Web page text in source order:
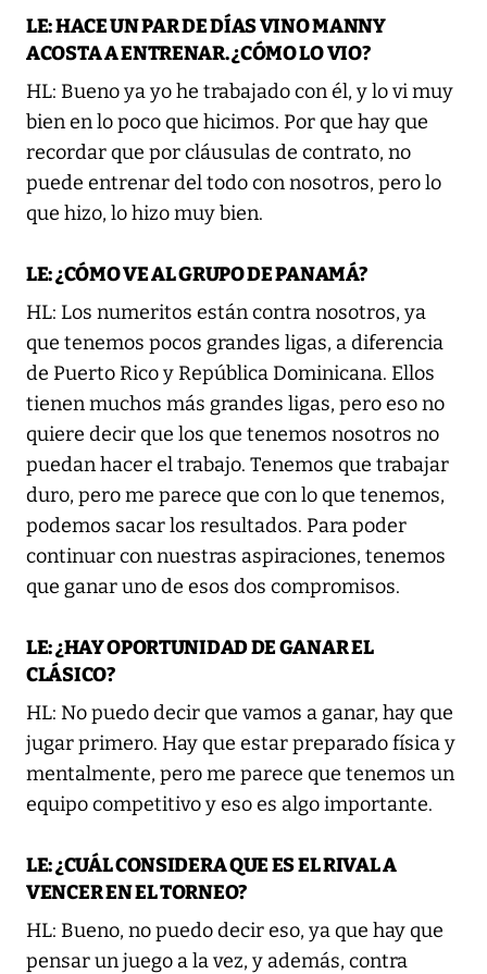
LE: HACE UN PAR DE DÍAS VINO MANNY
ACOSTA A ENTRENAR. ¿CÓMO LO VIO?
HL: Bueno ya yo he trabajado con él, y lo vi muy
bien en lo poco que hicimos. Por que hay que
recordar que por cláusulas de contrato, no
puede entrenar del todo con nosotros, pero lo
que hizo, lo hizo muy bien.
LE: ¿CÓMO VE AL GRUPO DE PANAMÁ?
HL: Los numeritos están contra nosotros, ya
que tenemos pocos grandes ligas, a diferencia
de Puerto Rico y República Dominicana. Ellos
tienen muchos más grandes ligas, pero eso no
quiere decir que los que tenemos nosotros no
puedan hacer el trabajo. Tenemos que trabajar
duro, pero me parece que con lo que tenemos,
podemos sacar los resultados. Para poder
continuar con nuestras aspiraciones, tenemos
que ganar uno de esos dos compromisos.
LE: ¿HAY OPORTUNIDAD DE GANAR EL
CLÁSICO?
HL: No puedo decir que vamos a ganar, hay que
jugar primero. Hay que estar preparado física y
mentalmente, pero me parece que tenemos un
equipo competitivo y eso es algo importante.
LE: ¿CUÁL CONSIDERA QUE ES EL RIVAL A
VENCER EN EL TORNEO?
HL: Bueno, no puedo decir eso, ya que hay que
pensar un juego a la vez, y además, contra